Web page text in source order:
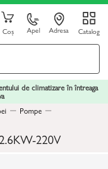
Coș Apel Adresa Catalog
de climatizare în întreaga
Pompe
220V